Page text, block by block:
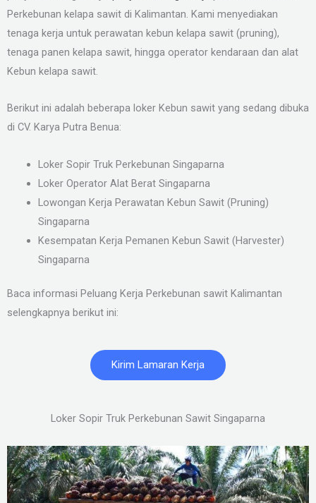
Perkebunan kelapa sawit di Kalimantan. Kami menyediakan
tenaga kerja untuk perawatan kebun kelapa sawit (pruning),
tenaga panen kelapa sawit, hingga operator kendaraan dan alat
Kebun kelapa sawit.
Berikut ini adalah beberapa loker Kebun sawit yang sedang dibuka
di CV. Karya Putra Benua:
Loker Sopir Truk Perkebunan Singaparna
Loker Operator Alat Berat Singaparna
Lowongan Kerja Perawatan Kebun Sawit (Pruning)
Singaparna
Kesempatan Kerja Pemanen Kebun Sawit (Harvester)
Singaparna
Baca informasi Peluang Kerja Perkebunan sawit Kalimantan
selengkapnya berikut ini:
Kirim Lamaran Kerja
Loker Sopir Truk Perkebunan Sawit Singaparna